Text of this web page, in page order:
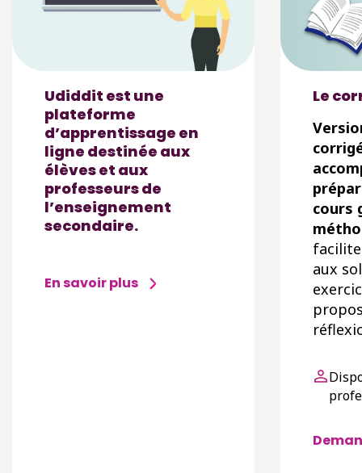
Udiddit est une
plateforme
d’apprentissage en
ligne destinée aux
élèves et aux
professeurs de
l’enseignement
secondaire.
En savoir plus
Le
cours
aux